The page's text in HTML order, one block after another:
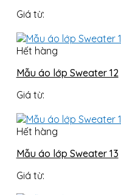
Giá từ:
Hết hàng
Mẫu áo lớp Sweater 12
Giá từ:
Hết hàng
Mẫu áo lớp Sweater 13
Giá từ: